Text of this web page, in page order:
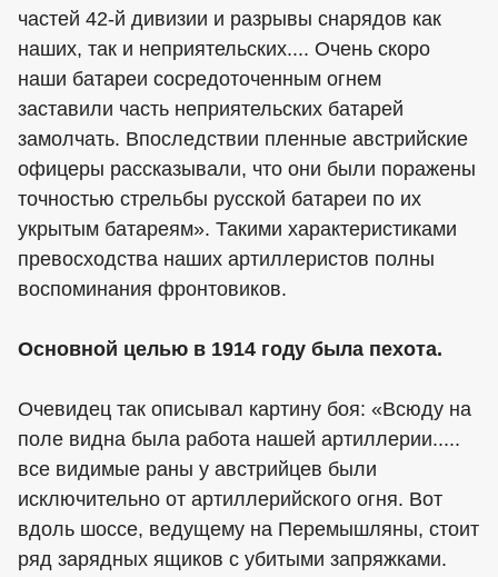
частей 42-й дивизии и разрывы снарядов как
наших, так и неприятельских.... Очень скоро
наши батареи сосредоточенным огнем
заставили часть неприятельских батарей
замолчать. Впоследствии пленные австрийские
офицеры рассказывали, что они были поражены
точностью стрельбы русской батареи по их
укрытым батареям». Такими характеристиками
превосходства наших артиллеристов полны
воспоминания фронтовиков.
Основной целью в 1914 году была пехота.
Очевидец так описывал картину боя: «Всюду на
поле видна была работа нашей артиллерии.....
все видимые раны у австрийцев были
исключительно от артиллерийского огня. Вот
вдоль шоссе, ведущему на Перемышляны, стоит
ряд зарядных ящиков с убитыми запряжками.